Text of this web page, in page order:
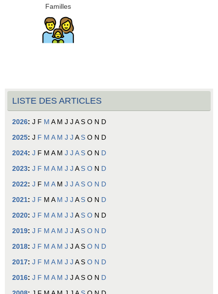
Familles
LISTE DES ARTICLES
2026: J F M A M J J A S O N D
2025: J F M A M J J A S O N D
2024: J F M A M J J A S O N D
2023: J F M A M J J A S O N D
2022: J F M A M J J A S O N D
2021: J F M A M J J A S O N D
2020: J F M A M J J A S O N D
2019: J F M A M J J A S O N D
2018: J F M A M J J A S O N D
2017: J F M A M J J A S O N D
2016: J F M A M J J A S O N D